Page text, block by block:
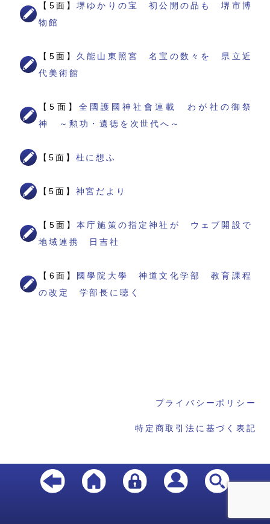
【5面】堺ゆかりの宝 初公開の品も 堺市博
物館
【5面】 久能山東照宮 名宝の数々を 県立近
代美術館
【5面】 全國護國神社會連載 わが社の御祭
神 ～勲功・遺徳を次世代へ～
【5面】 杜に想ふ
【5面】 神宮だより
【5面】本庁施策の指定神社が ウェブ開設で
地域連携 日吉社
【6面】
國學院大學 神道文化学部 教育課程
の改定 学部長に聴く
プライバシーポリシー
特定商取引法に基づく表記